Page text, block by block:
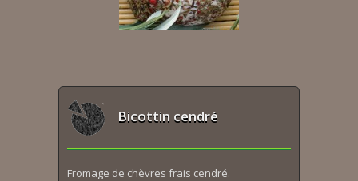
Bicottin cendré
Fromage de chèvres frais cendré.